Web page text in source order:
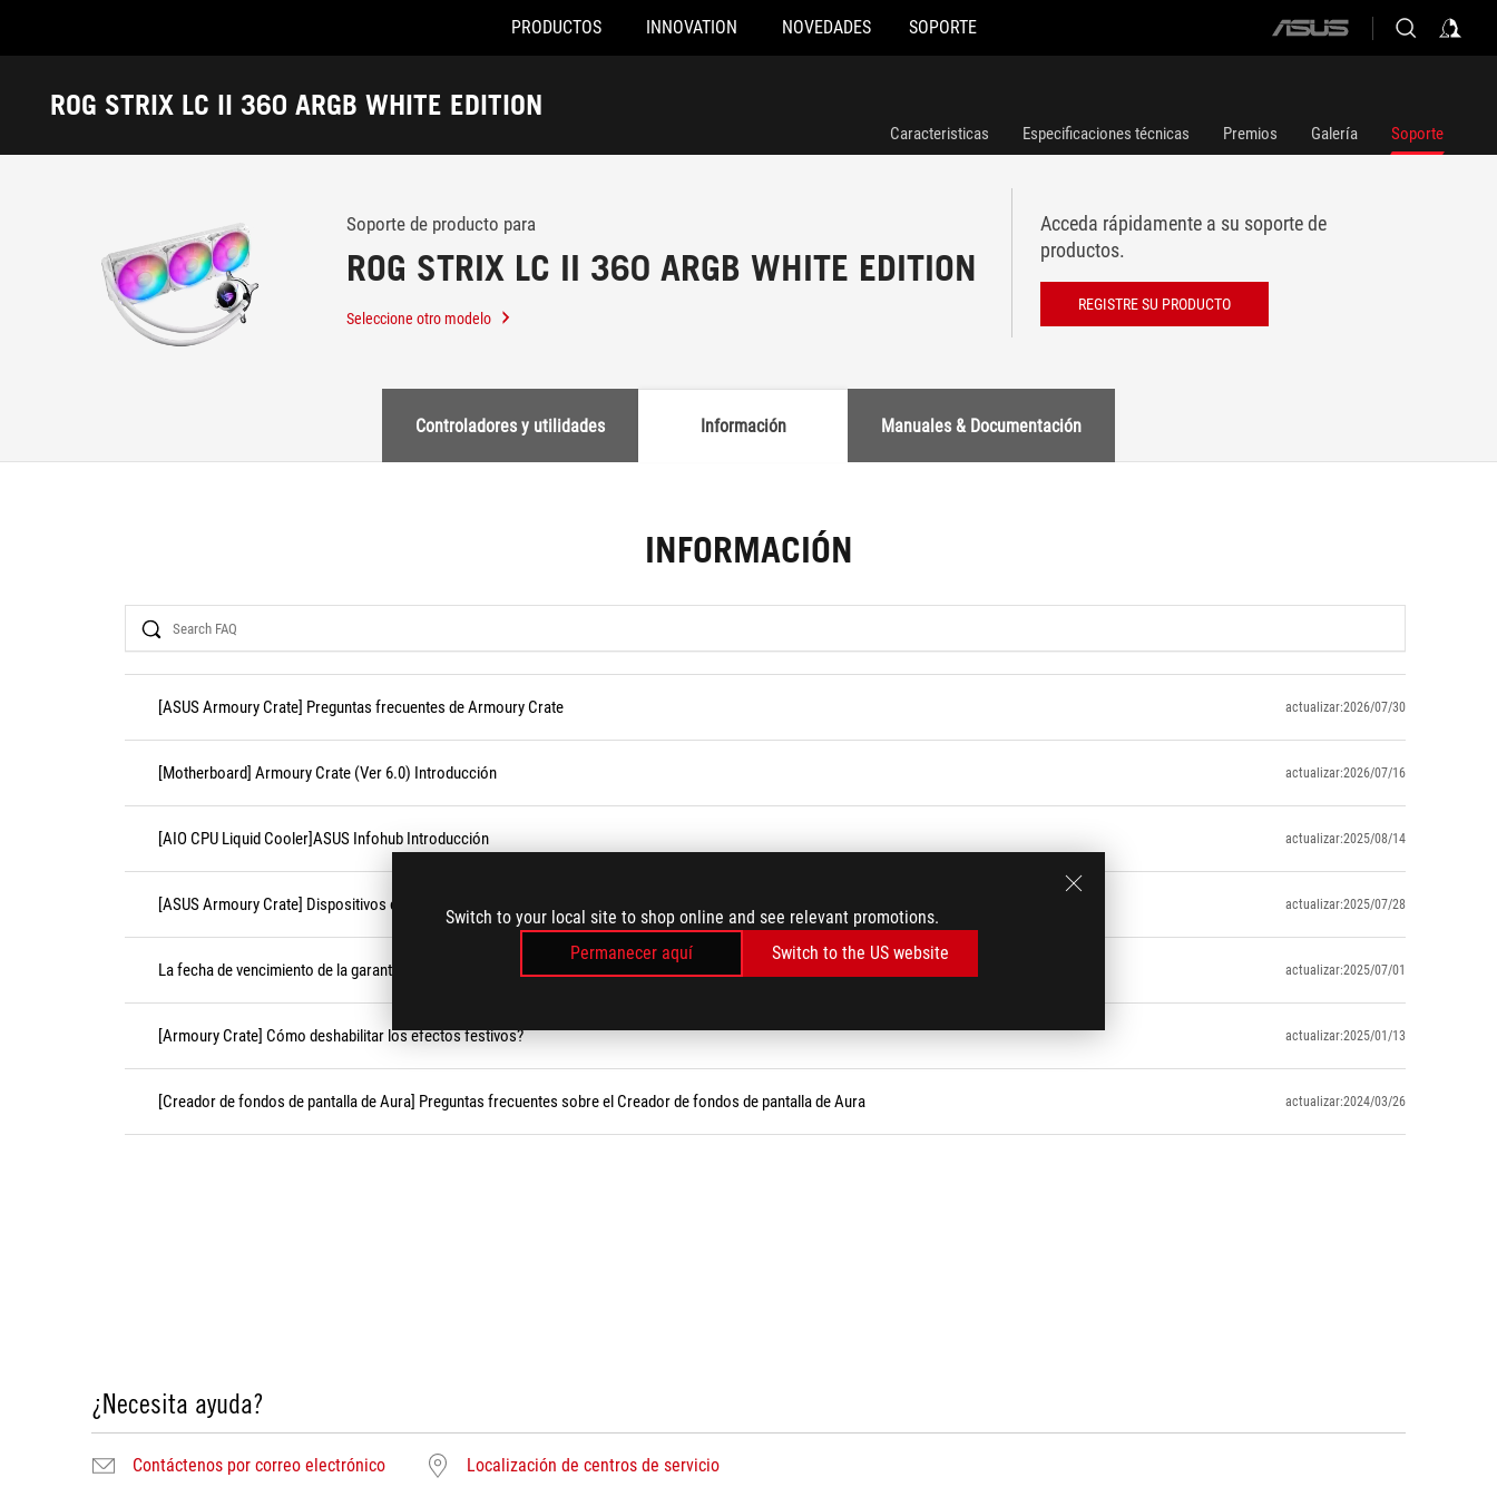
Switch to your local site to shop online and see relevant promotions.
Permanecer aquí
Switch to the US website
Accessibility links
PRODUCTOS INNOVATION NOVEDADES SOPORTE
ASUS
ROG STRIX LC II 360 ARGB WHITE EDITION
Soporte
Caracteristicas Especificaciones técnicas Premios Galería Soporte
Soporte de producto para
ROG STRIX LC II 360 ARGB WHITE EDITION
Seleccione otro modelo
Acceda rápidamente a su soporte de
productos.
REGISTRE SU PRODUCTO
Controladores y utilidades Información Manuales & Documentación
INFORMACIÓN
Search
[ASUS Armoury Crate] Preguntas frecuentes de Armoury Crate actualizar:2026/07/30
[Motherboard] Armoury Crate (Ver 6.0) Introducción actualizar:2026/07/16
[AIO CPU Liquid Cooler]ASUS Infohub Introducción actualizar:2025/08/14
[ASUS Armoury Crate] Dispositivos compatibles con Armoury Crate actualizar:2025/07/28
La fecha de vencimiento de la garantía del producto cae en fin de semana o día festivo. actualizar:2025/07/01
[Armoury Crate] Cómo deshabilitar los efectos festivos? actualizar:2025/01/13
[Creador de fondos de pantalla de Aura] Preguntas frecuentes sobre el Creador de fondos de pantalla de Aura actualizar:2024/03/26
¿Necesita ayuda?
Contáctenos por correo electrónico Localización de centros de servicio